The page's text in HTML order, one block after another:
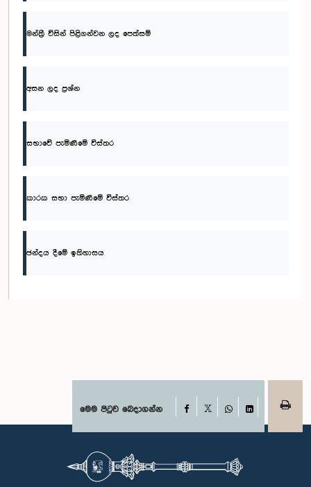
මන්ත්‍රී විසින් පිළිගන්වන ලද පෙත්සම්
අසන ලද ප්‍රශ්න
සභාවේ පැමිණීමේ විස්තර
කාරක සභා පැමිණීමේ විස්තර
ඡන්දය දීමේ ඉතිහාසය
මෙම පිටුව බෙදාගන්න Facebook
WhatsAppLinkedIn